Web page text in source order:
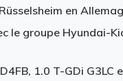
en
le groupe Hyundai-
1.0 T-GDi G3LC